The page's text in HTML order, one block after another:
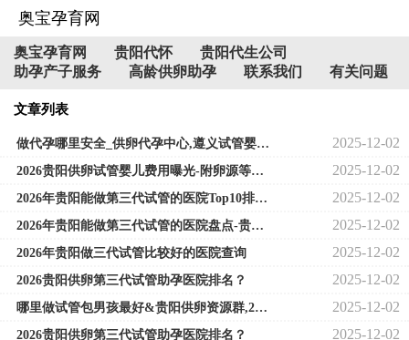
奥宝孕育网
奥宝孕育网 贵阳代怀
贵阳代生公司
助孕产子服务
高龄供卵助孕 联系我们 有关问题
文章列表
做代孕哪里安全_供卵代孕中心,遵义试管婴儿医院排名是怎样 2025-12-02
2026贵阳供卵试管婴儿费用曝光-附卵源等待时长 2025-12-02
2026年贵阳能做第三代试管的医院Top10排行！贵阳能做试管婴儿的医院哪家最好！ 2025-12-02
2026年贵阳能做第三代试管的医院盘点-贵阳能做三代试管吗！ 2025-12-02
2026年贵阳做三代试管比较好的医院查询 2025-12-02
2026贵阳供卵第三代试管助孕医院排名？ 2025-12-02
哪里做试管包男孩最好&贵阳供卵资源群,2026贵阳哪个医院可以做试管婴儿费用贵 2025-12-02
2026贵阳供卵第三代试管助孕医院排名？ 2025-12-02